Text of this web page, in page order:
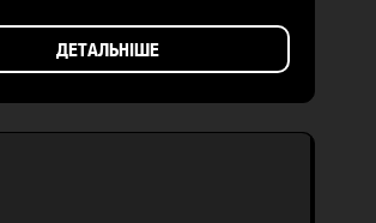
ДЕТАЛЬНІШЕ